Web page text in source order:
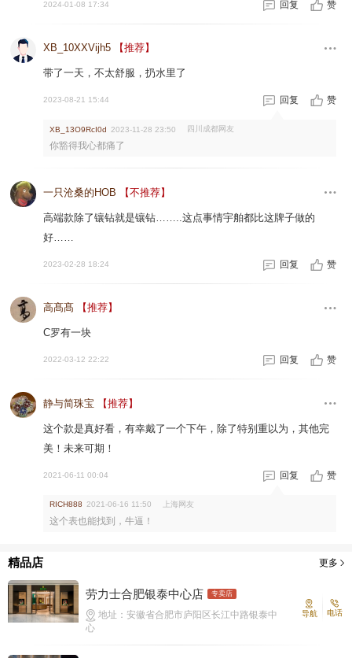
2024-01-08 17:34 回复 赞
XB_10XXVijh5 【推荐】
带了一天，不太舒服，扔水里了
2023-08-21 15:44 回复 赞
XB_13O9RcI0d 2023-11-28 23:50 四川成都网友
你豁得我心都痛了
一只沧桑的HOB 【不推荐】
高端款除了镶钻就是镶钻……..这点事情宇舶都比这牌子做的
好……
2023-02-28 18:24 回复 赞
高髙髙 【推荐】
C罗有一块
2022-03-12 22:22 回复 赞
静与简珠宝 【推荐】
这个款是真好看，有幸戴了一个下午，除了特别重以为，其他完
美！未来可期！
2021-06-11 00:04 回复 赞
RICH888 2021-06-16 11:50 上海网友
这个表也能找到，牛逼！
精品店 更多
劳力士合肥银泰中心店 专卖店
地址：安徽省合肥市庐阳区长江中路银泰中
心
导航 电话